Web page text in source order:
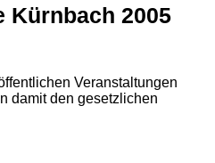
3
Kürnbach 2005
Veranstaltungen
damit den gesetzlichen